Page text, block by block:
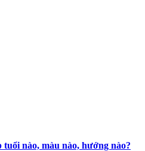
nào, màu nào, hướng nào?